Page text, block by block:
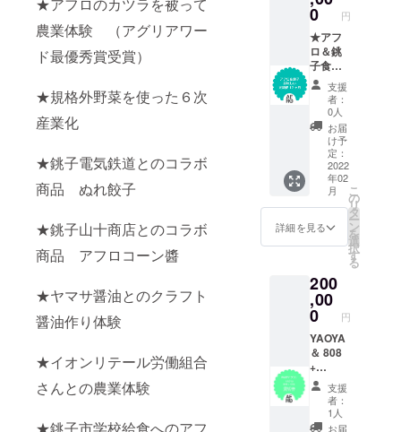
★アフロのカツラを被って
農業体験 （アグリアワー
ド最優秀賞受賞）
★規格外野菜を使った６次
産業化
★銚子電気鉄道とのコラボ
商品 ぬれ餃子
★銚子山十商店とのコラボ
商品 アフロコーン醬
★ヤマサ醤油とのクラフト
醤油作り体験
★イオンリテール労働組合
さんとの農業体験
礼のお
手紙・
アフロ
写真集
30冊・
アフロ
ステッ
カー
0 円
★アフ
ロ＆銚
子食材
定期便
12ヶ月
★食料
自給率
２４
０％の
銚子の
食材の
中か
ら、 ア
フロが
厳選
し、お
できる
食材と
アフロ
きゃべ
つ・ア
フロ
コーン
を はじ
めとす
る加工
品を毎
支援
者：
0人
お届
け予
定：
2022
年02
月
詳細を見る
こ
の
リ
タ
ー
ン
を
選
択
す
る
200
,00
0 円
YAOYA
＆ 808
+
DELI
のある
２５０
坪の敷
支援
者：
1人
お届